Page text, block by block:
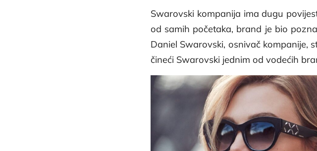
Swarovski kompanija ima dugu
od samih početaka, brand je bio
Daniel Swarovski, osnivač kompanije,
čineći Swarovski jednim od vodećih